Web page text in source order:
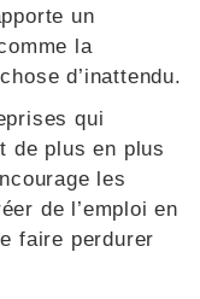
un
la
d’inattendu.
qui
de plus en plus
les
de l’emploi en
faire perdurer